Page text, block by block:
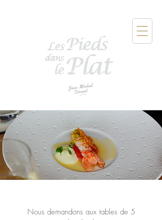
Nous demandons aux tables de 5